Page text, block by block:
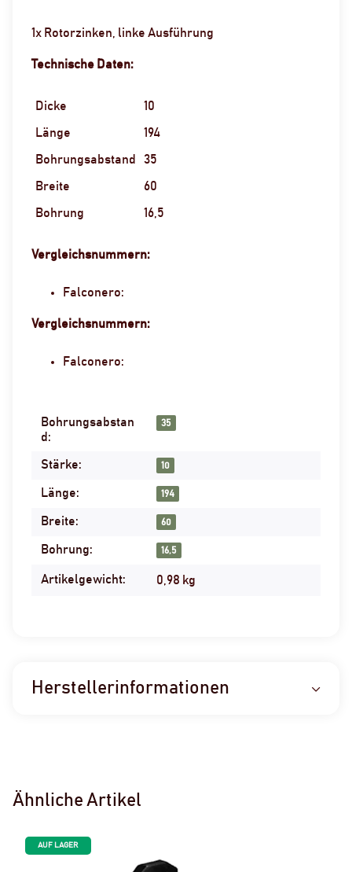
1x Rotorzinken, linke Ausführung
Technische Daten:
Dicke 10
Länge 194
Bohrungsabstand 35
Breite 60
Bohrung 16,5
Vergleichsnummern:
Falconero:
Vergleichsnummern:
Falconero:
Produkteigenschaft
Wert
Bohrungsabstan
d:
35
Stärke: 10
Länge: 194
Breite: 60
Bohrung: 16,5
Artikelgewicht: 0,98 kg
Herstellerinformationen
Ähnliche Artikel
AUF LAGER